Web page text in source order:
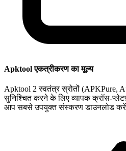
Apktool एकत्रीकरण का मूल्य
Apktool 2 स्वतंत्र स्रोतों (APKPure,
सुनिश्चित करने के लिए व्यापक क्रॉस-
आप सबसे उपयुक्त संस्करण डाउनलोड